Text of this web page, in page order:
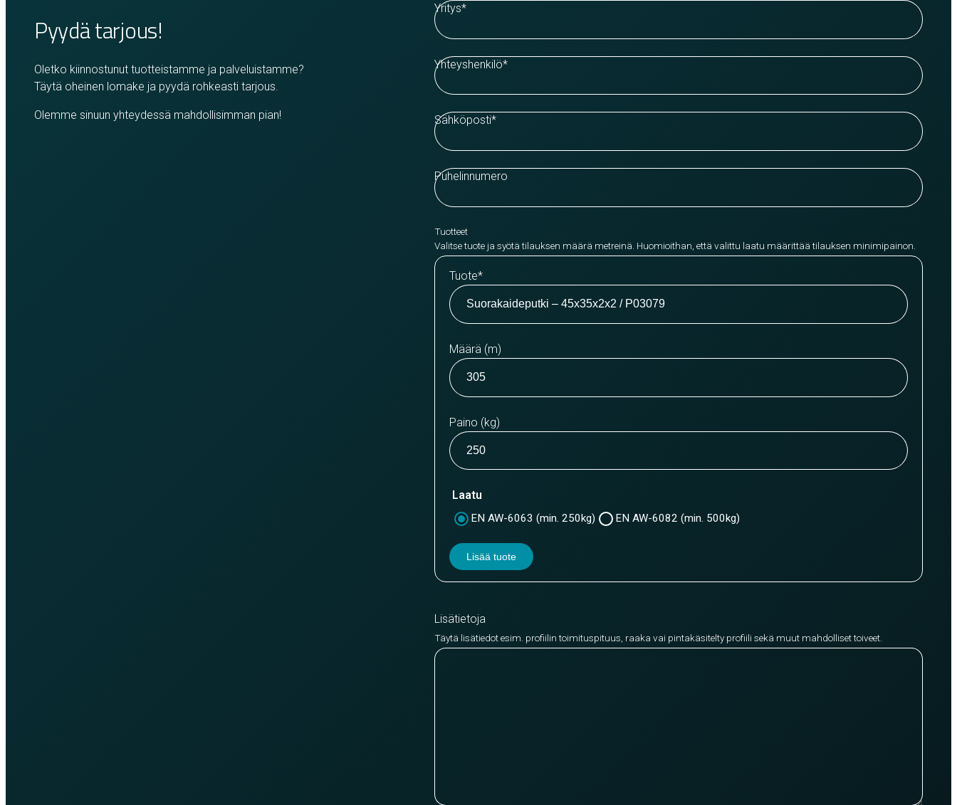
Pyydä tarjous!
Oletko kiinnostunut tuotteistamme ja palveluistamme?
Täytä oheinen lomake ja pyydä rohkeasti tarjous.
Olemme sinuun yhteydessä mahdollisimman pian!
Yritys*
Yhteyshenkilö*
Sähköposti*
Puhelinnumero
Tuotteet
Valitse tuote ja syötä tilauksen määrä metreinä. Huomioithan, että valittu laatu määrittää tilauksen minimipainon.
Tuote*
Määrä (m)
Paino (kg)
Laatu
EN AW-6063 (min. 250kg) EN AW-6082 (min. 500kg)
Lisää tuote
Lisätietoja
Täytä lisätiedot esim. profiilin toimituspituus, raaka vai pintakäsitelty profiili sekä muut mahdolliset toiveet.